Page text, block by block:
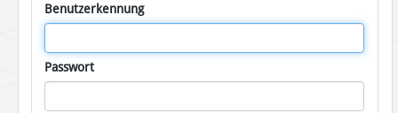
Benutzerkennung
Passwort